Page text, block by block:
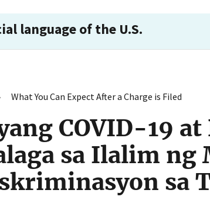
language of the U.S.
What You Can Expect After a Charge is Filed
COVID-19
sa Ilalim ng
sa